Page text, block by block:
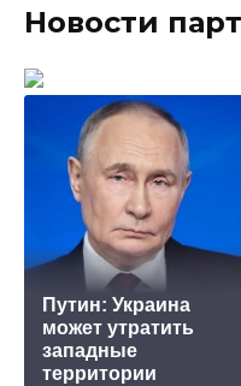
Новости
Путин: Украина
может утратить
западные
территории